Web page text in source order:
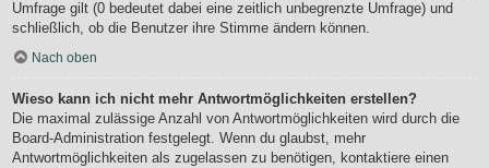
Umfrage gilt (0 bedeutet dabei eine zeitlich unbegrenzte Umfrage) und
schließlich, ob die Benutzer ihre Stimme ändern können.
Nach oben
Wieso kann ich nicht mehr Antwortmöglichkeiten erstellen?
Die maximal zulässige Anzahl von Antwortmöglichkeiten wird durch die
Board-Administration festgelegt. Wenn du glaubst, mehr
Antwortmöglichkeiten als zugelassen zu benötigen, kontaktiere einen